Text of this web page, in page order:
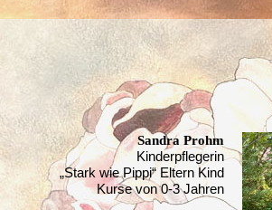
Sandra Prohm
Kinderpflegerin
„Stark wie Pippi“ Eltern Kind
Kurse von 0-3 Jahren